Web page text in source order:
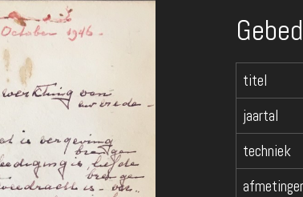
titel
jaartal
techniek